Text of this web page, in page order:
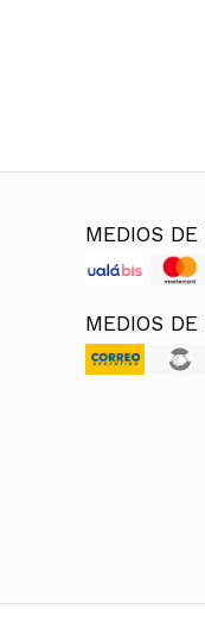
MEDIOS DE
MEDIOS DE